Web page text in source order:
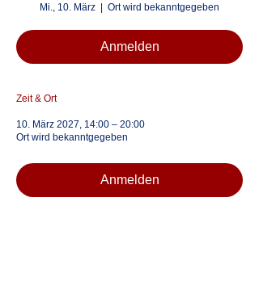
Mi., 10. März Ort wird bekanntgegeben
Anmelden
Zeit & Ort
10. März 2027, 14:00 – 20:00
Ort wird bekanntgegeben
Anmelden